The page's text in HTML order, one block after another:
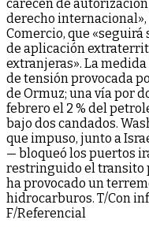
carecen de
derecho
Comercio, que «seguirá
de aplicación
extranjeras». La
de tensión provocada
de Ormuz; una vía por
febrero el 2 % del
bajo dos candados.
que impuso, junto a
— bloqueó los puertos
restringuido el transito
ha provocado un
hidrocarburos. T/Con
F/Referencial